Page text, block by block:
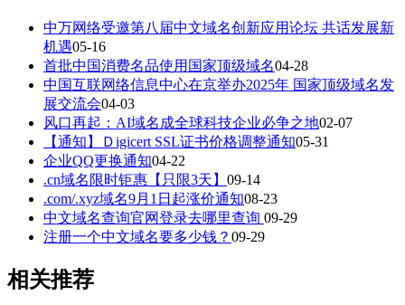
中万网络受邀第八届中文域名创新应用论坛 共话发展新
机遇05-16
首批中国消费名品使用国家顶级域名04-28
中国互联网络信息中心在京举办2025年 国家顶级域名发
展交流会04-03
风口再起：AI域名成全球科技企业必争之地02-07
【通知】Ｄigicert SSL证书价格调整通知05-31
企业QQ更换通知04-22
.cn域名限时钜惠【只限3天】 09-14
.com/.xyz域名9月1日起涨价通知08-23
中文域名查询官网登录去哪里查询 09-29
注册一个中文域名要多少钱？ 09-29
相关推荐